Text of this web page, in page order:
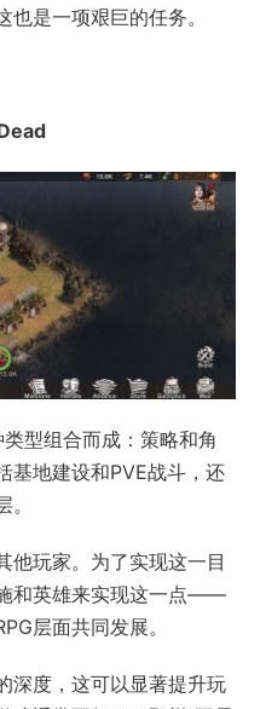
是一项艰巨的任务。
型组合而成：策略和角
基地建设和PVE战斗，还
他玩家。为了实现这一目
和英雄来实现这一点——
层面共同发展。
深度，这可以显著提升玩